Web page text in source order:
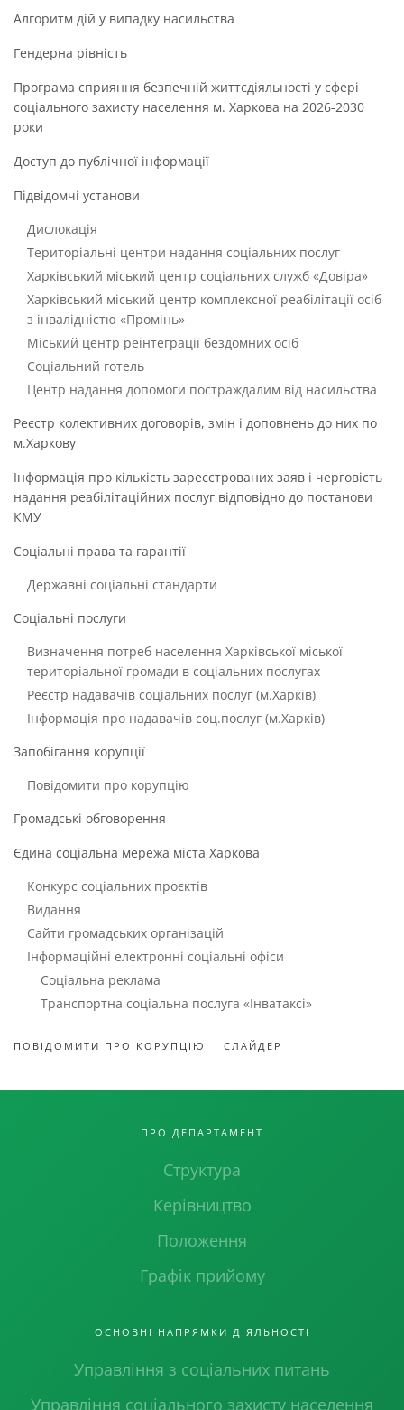
Алгоритм дій у випадку насильства
Гендерна рівність
Програма сприяння безпечній життєдіяльності у сфері
соціального захисту населення м. Харкова на 2026-2030
роки
Доступ до публічної інформації
Підвідомчі установи
Дислокація
Територіальні центри надання соціальних послуг
Харківський міський центр соціальних служб «Довіра»
Харківський міський центр комплексної реабілітації осіб
з інвалідністю «Промінь»
Міський центр реінтеграції бездомних осіб
Соціальний готель
Центр надання допомоги постраждалим від насильства
Реєстр колективних договорів, змін і доповнень до них по
м.Харкову
Інформація про кількість зареєстрованих заяв і черговість
надання реабілітаційних послуг відповідно до постанови
КМУ
Соціальні права та гарантії
Державні соціальні стандарти
Соціальні послуги
Визначення потреб населення Харківської міської
територіальної громади в соціальних послугах
Реєстр надавачів соціальних послуг (м.Харків)
Інформація про надавачів соц.послуг (м.Харків)
Запобігання корупції
Повідомити про корупцію
Громадські обговорення
Єдина соціальна мережа міста Харкова
Конкурс соціальних проєктів
Видання
Сайти громадських організацій
Інформаційні електронні соціальні офіси
Соціальна реклама
Транспортна соціальна послуга «Інватаксі»
ПОВІДОМИТИ ПРО КОРУПЦІЮ СЛАЙДЕР
ПРО ДЕПАРТАМЕНТ
Структура
Керівництво
Положення
Графік прийому
ОСНОВНІ НАПРЯМКИ ДІЯЛЬНОСТІ
Управління з соціальних питань
Управління соціального захисту населення